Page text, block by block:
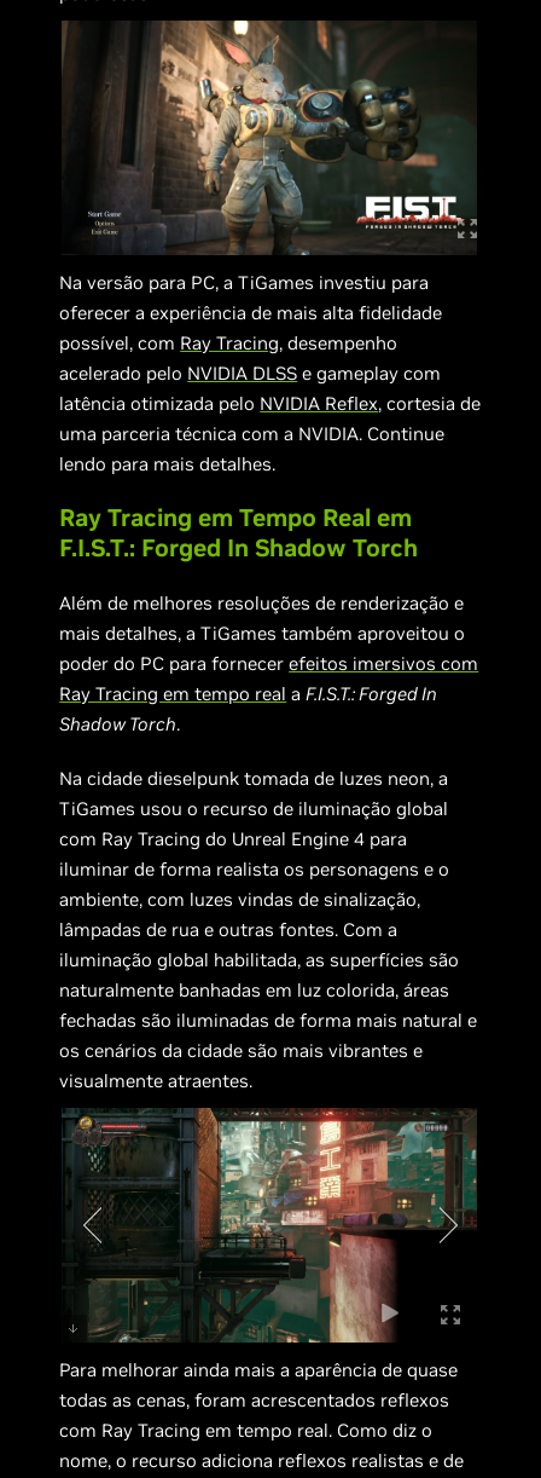
Na versão para PC, a TiGames investiu para
oferecer a experiência de mais alta fidelidade
possível, com Ray Tracing, desempenho
acelerado pelo NVIDIA DLSS e gameplay com
latência otimizada pelo NVIDIA Reflex, cortesia de
uma parceria técnica com a NVIDIA. Continue
lendo para mais detalhes.
Ray Tracing em Tempo Real em
F.I.S.T.: Forged In Shadow Torch
Além de melhores resoluções de renderização e
mais detalhes, a TiGames também aproveitou o
poder do PC para fornecerefeitos imersivos com
Ray Tracing em tempo real aF.I.S.T.: Forged In
Shadow Torch.
Na cidade dieselpunk tomada de luzes neon, a
TiGames usou o recurso de iluminação global
com Ray Tracing do Unreal Engine 4 para
iluminar de forma realista os personagens e o
ambiente, com luzes vindas de sinalização,
lâmpadas de rua e outras fontes. Com a
iluminação global habilitada, as superfícies são
naturalmente banhadas em luz colorida, áreas
fechadas são iluminadas de forma mais natural e
os cenários da cidade são mais vibrantes e
visualmente atraentes.
Para melhorar ainda mais a aparência de quase
todas as cenas, foram acrescentados reflexos
com Ray Tracing em tempo real. Como diz o
nome, o recurso adiciona reflexos realistas e de